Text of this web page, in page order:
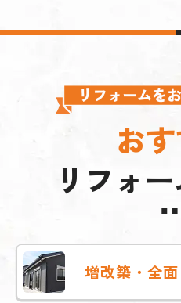
お
リフォ
増改築・全面